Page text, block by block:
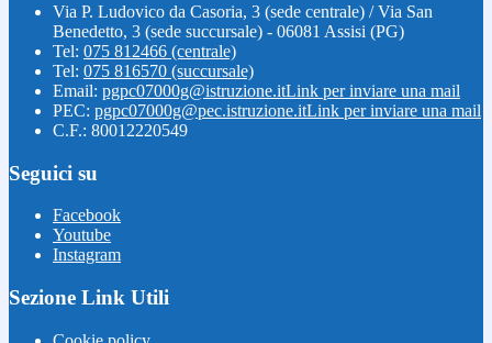
Via P. Ludovico da Casoria, 3 (sede centrale) / Via San
Benedetto, 3 (sede succursale) - 06081 Assisi (PG)
Tel: 075 812466 (centrale)
Tel: 075 816570 (succursale)
Email: pgpc07000g@istruzione.itLink per inviare una mail
PEC: pgpc07000g@pec.istruzione.itLink per inviare una mail
C.F.: 80012220549
Seguici su
Facebook
Youtube
Instagram
Sezione Link Utili